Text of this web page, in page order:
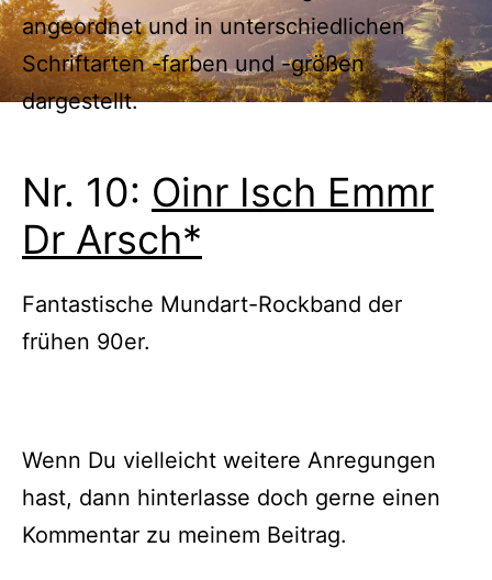
angeordnet und in unterschiedlichen
Schriftarten -farben und -größen
dargestellt.
Nr. 10: Oinr Isch Emmr
Dr Arsch*
Fantastische Mundart-Rockband der
frühen 90er.
Wenn Du vielleicht weitere Anregungen
hast, dann hinterlasse doch gerne einen
Kommentar zu meinem Beitrag.